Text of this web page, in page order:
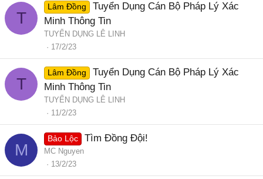
T
Lâm Đồng
Tuyển Dụng Cán Bộ Pháp Lý Xác
Minh Thông Tin
TUYỂN DỤNG LÊ LINH
17/2/23
T
Lâm Đồng
Tuyển Dụng Cán Bộ Pháp Lý Xác
Minh Thông Tin
TUYỂN DỤNG LÊ LINH
11/2/23
M
Bảo Lộc Tìm Đồng Đội!
MC Nguyen
13/2/23